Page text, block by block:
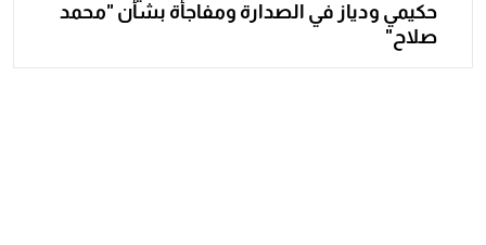
حكيمي ودياز في الصدارة ومفاجأة بشأن "محمد
صلاح"